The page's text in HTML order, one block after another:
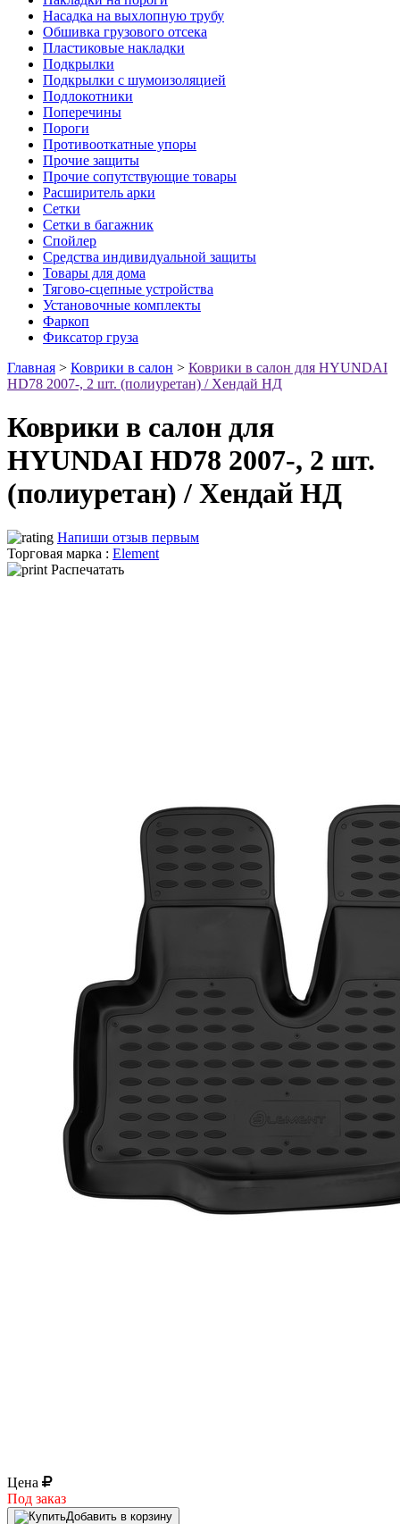
Насадка на выхлопную трубу
Обшивка грузового отсека
Пластиковые накладки
Подкрылки
Подкрылки с шумоизоляцией
Подлокотники
Поперечины
Пороги
Противооткатные упоры
Прочие защиты
Прочие сопутствующие товары
Расширитель арки
Сетки
Сетки в багажник
Спойлер
Средства индивидуальной защиты
Товары для дома
Тягово-сцепные устройства
Установочные комплекты
Фаркоп
Фиксатор груза
Главная > Коврики в салон > Коврики в салон для HYUNDAI
HD78 2007-, 2 шт. (полиуретан) / Хендай НД
Коврики в салон для
HYUNDAI HD78 2007-, 2 шт.
(полиуретан) / Хендай НД
Напиши отзыв первым
Торговая марка : Element
Распечатать
Цена
Под заказ
Добавить в корзину